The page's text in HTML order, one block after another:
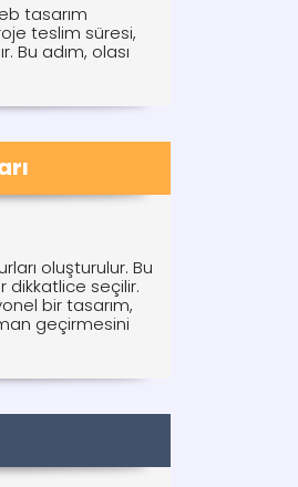
tasarım
teslim süresi,
Bu adım, olası
oluşturulur. Bu
dikkatlice seçilir.
bir tasarım,
geçirmesini